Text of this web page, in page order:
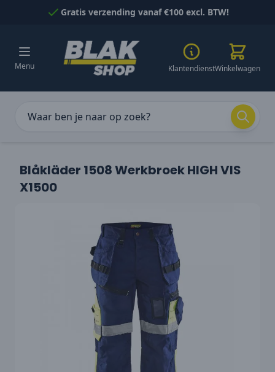
Naar inhoud gaanGratis verzending vanaf €100 excl. BTW!
Menu KlantendienstWinkelwagen
Blåkläder 1508 Werkbroek HIGH VIS
X1500